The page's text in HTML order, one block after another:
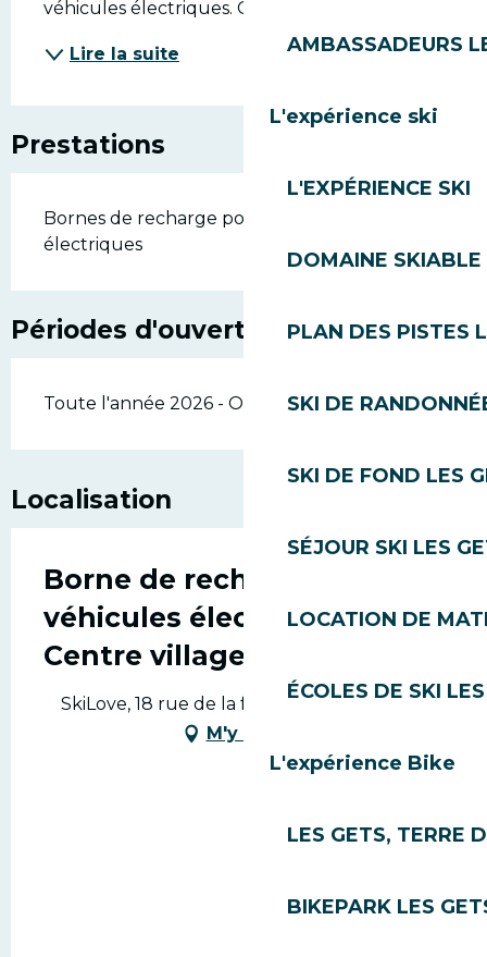
AMBASSADEURS
L'expérience ski
L'EXPÉRIENCE SKI
DOMAINE SKIABLE
PLAN DES PISTES
SKI DE
SKI DE FOND LES
SÉJOUR SKI LES
LOCATION DE
ÉCOLES DE SKI
L'expérience Bike
LES GETS, TERRE
BIKEPARK LES
véhicules électriques. Ces bornes,...
Lire la suite
Prestations
Bornes de recharge pour véhicules
électriques
Périodes d'ouverture
Toute l'année 2026 - Ouvert tous les jours
Localisation
Borne de recharge pour
véhicules électriques -
Centre village
SkiLove, 18 rue de la forge, 74260 Les Gets
M'y rendre